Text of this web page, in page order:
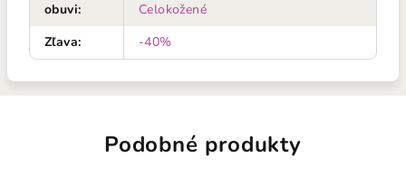
obuvi:
Celokožené
Zľava: -40%
Podobné produkty